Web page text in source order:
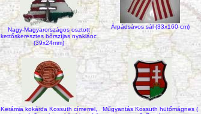
Nagy-Magyarországos osztott
kettőskeresztes bőrszíjas nyaklánc
(39x24mm)
Árpádsávos sál (33x160 cm)
Kerámia kokárda Kossuth címerrel,
Műgyantás Kossuth hütőmágnes (